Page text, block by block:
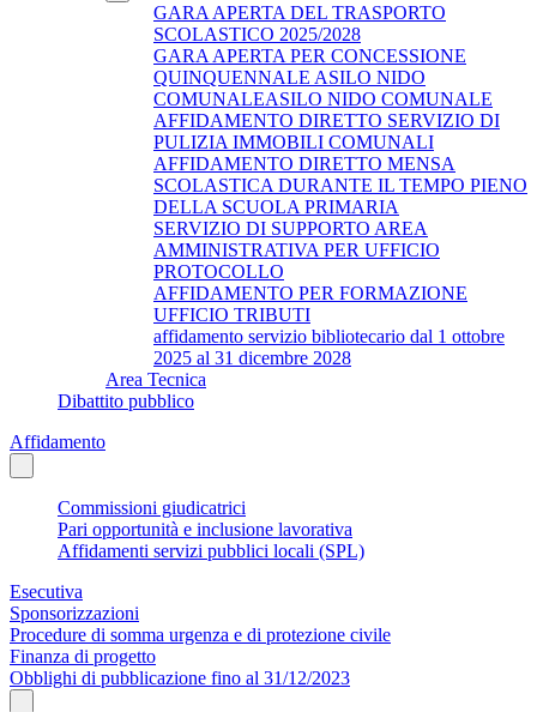
GARA APERTA DEL TRASPORTO
SCOLASTICO 2025/2028
GARA APERTA PER CONCESSIONE
QUINQUENNALE ASILO NIDO
COMUNALEASILO NIDO COMUNALE
AFFIDAMENTO DIRETTO SERVIZIO DI
PULIZIA IMMOBILI COMUNALI
AFFIDAMENTO DIRETTO MENSA
SCOLASTICA DURANTE IL TEMPO PIENO
DELLA SCUOLA PRIMARIA
SERVIZIO DI SUPPORTO AREA
AMMINISTRATIVA PER UFFICIO
PROTOCOLLO
AFFIDAMENTO PER FORMAZIONE
UFFICIO TRIBUTI
affidamento servizio bibliotecario dal 1 ottobre
2025 al 31 dicembre 2028
Area Tecnica
Dibattito pubblico
Affidamento
Commissioni giudicatrici
Pari opportunità e inclusione lavorativa
Affidamenti servizi pubblici locali (SPL)
Esecutiva
Sponsorizzazioni
Procedure di somma urgenza e di protezione civile
Finanza di progetto
Obblighi di pubblicazione fino al 31/12/2023